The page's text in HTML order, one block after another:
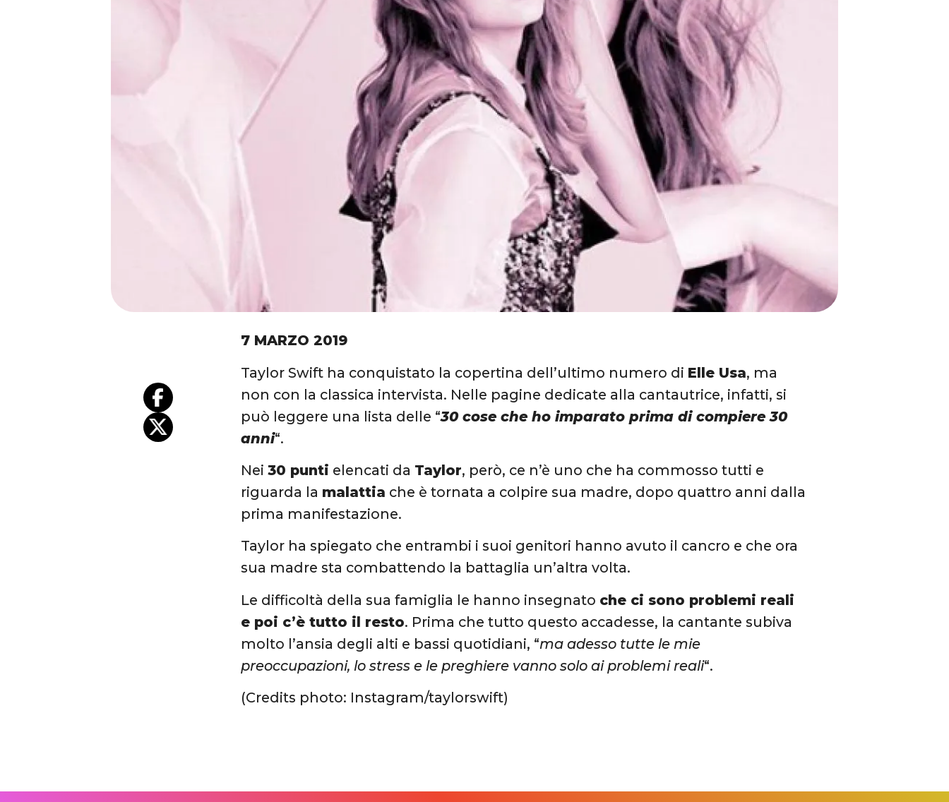
7 MARZO 2019
Taylor Swift ha conquistato la copertina dell’ultimo numero di Elle Usa, ma
non con la classica intervista. Nelle pagine dedicate alla cantautrice, infatti, si
può leggere una lista delle “30 cose che ho imparato prima di compiere 30
anni“.
Nei30 punti elencati da Taylor, però, ce n’è uno che ha commosso tutti e
riguarda la malattia che è tornata a colpire sua madre, dopo quattro anni dalla
prima manifestazione.
Taylor ha spiegato che entrambi i suoi genitori hanno avuto il cancro e che ora
sua madre sta combattendo la battaglia un’altra volta.
Le difficoltà della sua famiglia le hanno insegnato che ci sono problemi reali
e poi c’è tutto il resto. Prima che tutto questo accadesse, la cantante subiva
molto l’ansia degli alti e bassi quotidiani, “ma adesso tutte le mie
preoccupazioni, lo stress e le preghiere vanno solo ai problemi reali“.
(Credits photo: Instagram/taylorswift)